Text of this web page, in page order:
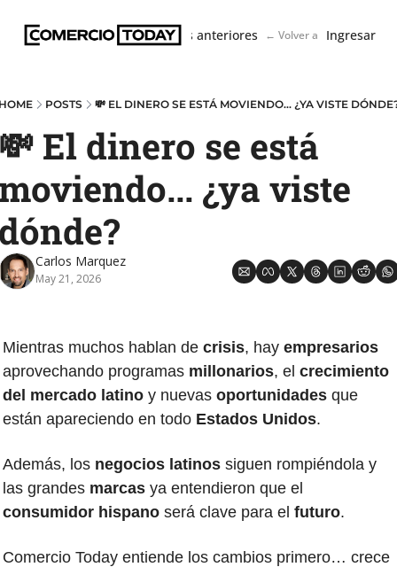
Boletín Ediciones anteriores ← Volver a Ingresar
POSTS 💸 EL DINERO SE ESTÁ MOVIENDO... ¿YA VISTE
El dinero se está
¿ya viste
Carlos Marquez
May 21, 2026
Mientras muchos hablan de crisis, hay
empresarios
aprovechando programas millonarios, el crecimiento
del mercado latino y nuevas oportunidades que
están apareciendo en todo Estados Unidos.
Además, los negocios latinos siguen rompiéndola y
las grandes marcas
consumidor hispano será clave para el futuro.
Comercio Today entiende los cambios primero… crece